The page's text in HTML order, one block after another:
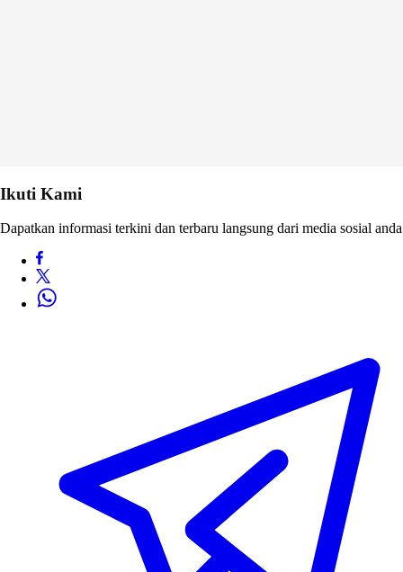
Ikuti Kami
Dapatkan informasi terkini dan terbaru langsung dari media sosial anda